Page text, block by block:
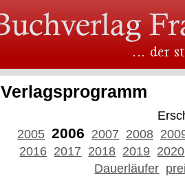
Verlagsprogramm
2005 2006 2007 2008
2016 2017 2018 2019 2020
Dauerläufer